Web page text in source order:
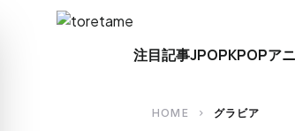
close
注目記事JPOPKPOPア
HOME chevron_right グラビア